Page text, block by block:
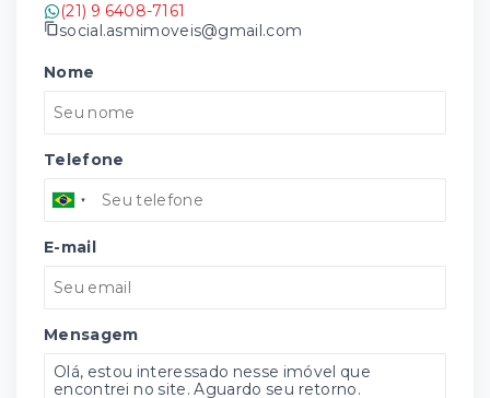
(21) 9 6408-7161
social.asmimoveis@gmail.com
Nome
Telefone
E-mail
Mensagem